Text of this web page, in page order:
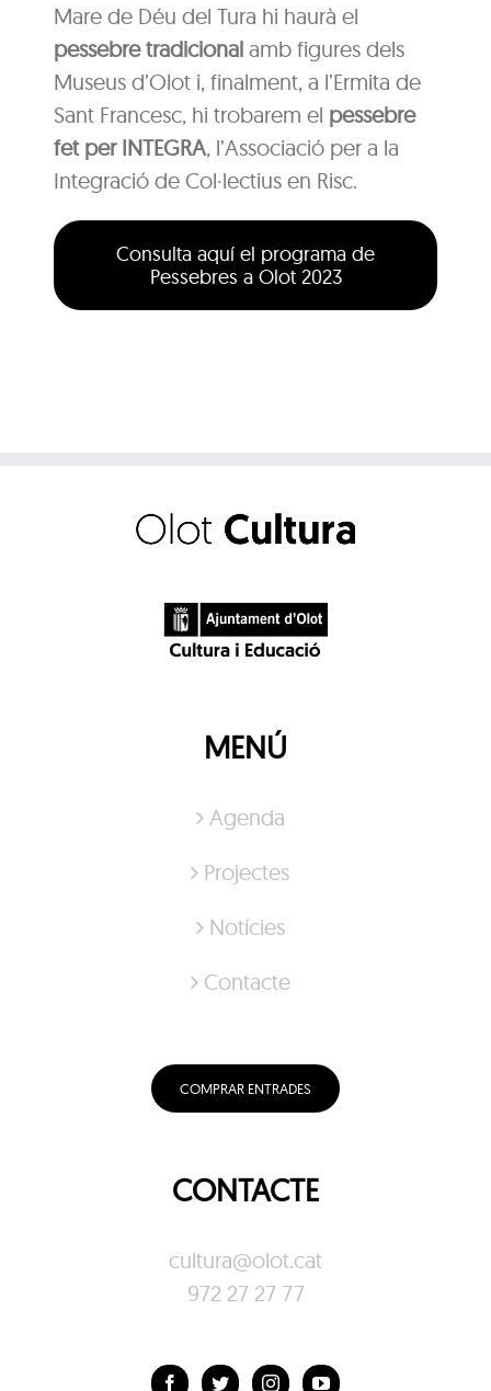
Mare de Déu del Tura hi haurà el
pessebre tradicional amb figures dels
Museus d’Olot i, finalment, a l’Ermita de
Sant Francesc, hi trobarem el pessebre
fet per INTEGRA, l’Associació per a la
Integració de Col·lectius en Risc.
Consulta aquí el programa de
Pessebres a Olot 2023
MENÚ
Agenda
Projectes
Notícies
Contacte
COMPRAR ENTRADES
CONTACTE
cultura@olot.cat
972 27 27 77